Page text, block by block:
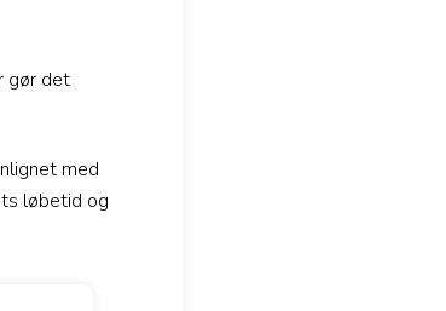
gør det
med
løbetid og